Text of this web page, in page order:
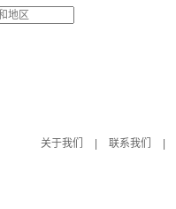
关于我们
联系我们